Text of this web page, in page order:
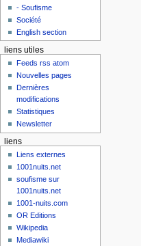
- Soufisme
Société
English section
liens utiles
Feeds rss atom
Nouvelles pages
Dernières
modifications
Statistiques
Newsletter
liens
Liens externes
1001nuits.net
soufisme sur
1001nuits.net
1001-nuits.com
OR Editions
Wikipedia
Mediawiki